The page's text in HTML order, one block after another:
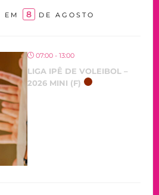
EM 8 DE AGOSTO
07:00 - 13:00
LIGA IPÊ DE VOLEIBOL –
2026 MINI (F)